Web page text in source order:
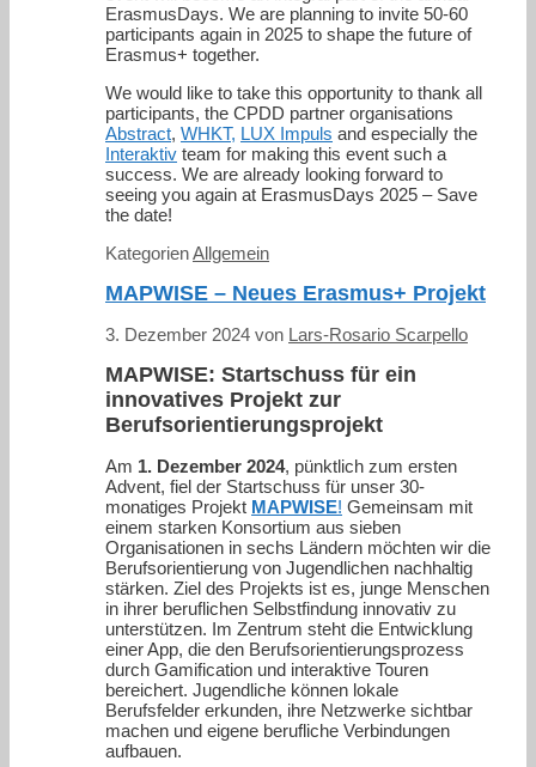
ErasmusDays. We are planning to invite 50-60
participants again in 2025 to shape the future of
Erasmus+ together.
We would like to take this opportunity to thank all
participants, the CPDD partner organisations
Abstract, WHKT, LUX Impuls and especially the
Interaktiv team for making this event such a
success. We are already looking forward to
seeing you again at ErasmusDays 2025 – Save
the date!
KategorienAllgemein
MAPWISE – Neues Erasmus+ Projekt
3. Dezember 2024 von Lars-Rosario Scarpello
MAPWISE: Startschuss für ein
innovatives Projekt zur
Berufsorientierungsprojekt
Am 1. Dezember 2024, pünktlich zum ersten
Advent, fiel der Startschuss für unser 30-
monatiges Projekt MAPWISE! Gemeinsam mit
einem starken Konsortium aus sieben
Organisationen in sechs Ländern möchten wir die
Berufsorientierung von Jugendlichen nachhaltig
stärken. Ziel des Projekts ist es, junge Menschen
in ihrer beruflichen Selbstfindung innovativ zu
unterstützen. Im Zentrum steht die Entwicklung
einer App, die den Berufsorientierungsprozess
durch Gamification und interaktive Touren
bereichert. Jugendliche können lokale
Berufsfelder erkunden, ihre Netzwerke sichtbar
machen und eigene berufliche Verbindungen
aufbauen.